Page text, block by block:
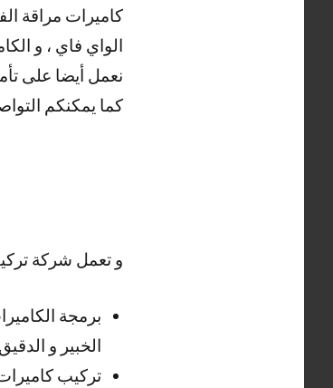
كاميرات مراقة
الواي فاي ، و
نعمل أيضا على
كما يمكنكم
و تعمل شركة
برمجة
الخبير و
تركيب